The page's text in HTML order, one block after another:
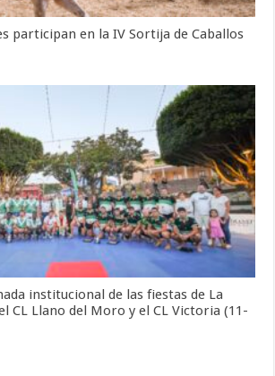
participan en la IV Sortija de Caballos
institucional de las fiestas de La
CL Llano del Moro y el CL Victoria (11-